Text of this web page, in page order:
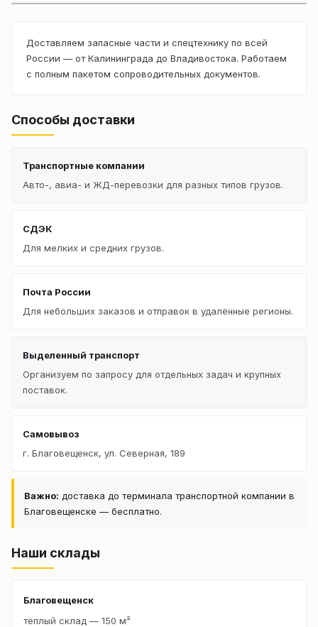
Доставляем запасные части и спецтехнику по всей
России — от Калининграда до Владивостока. Работаем
с полным пакетом сопроводительных документов.
Способы доставки
Транспортные компании
Авто-, авиа- и ЖД-перевозки для разных типов грузов.
СДЭК
Для мелких и средних грузов.
Почта России
Для небольших заказов и отправок в удалённые регионы.
Выделенный транспорт
Организуем по запросу для отдельных задач и крупных
поставок.
Самовывоз
г. Благовещенск, ул. Северная, 189
Важно: доставка до терминала транспортной компании в
Благовещенске — бесплатно.
Наши склады
Благовещенск
тёплый склад — 150 м²